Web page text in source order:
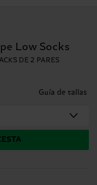
Low Socks
DE 2 PARES
Guía de tallas